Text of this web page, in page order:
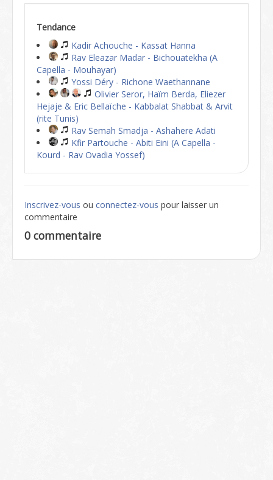
Tendance
Kadir Achouche - Kassat Hanna
Rav Eleazar Madar - Bichouatekha (A
Capella - Mouhayar)
Yossi Déry - Richone Waethannane
Olivier Seror, Haïm Berda, Eliezer
Hejaje & Eric Bellaïche - Kabbalat Shabbat & Arvit
(rite Tunis)
Rav Semah Smadja - Ashahere Adati
Kfir Partouche - Abiti Eini (A Capella -
Kourd - Rav Ovadia Yossef)
Inscrivez-vous ou connectez-vous pour laisser un
commentaire
0 commentaire